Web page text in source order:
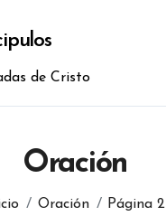
de Cristo
Oración
Oración Página 2